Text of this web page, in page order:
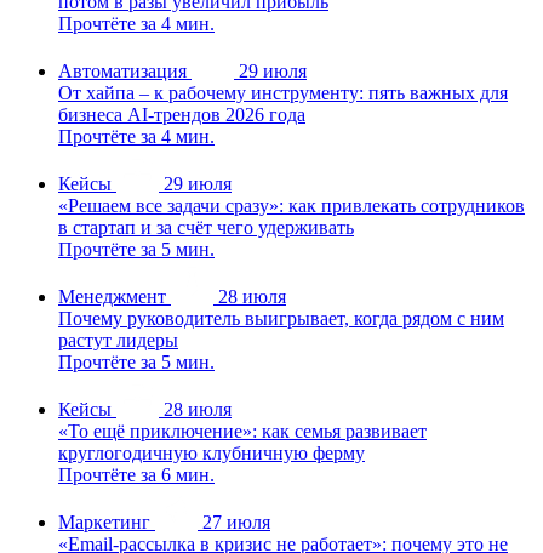
Прочтёте за 4 мин.
Автоматизация
29 июля
От хайпа – к рабочему инструменту: пять важных для
бизнеса AI-трендов 2026 года
Прочтёте за 4 мин.
Кейсы
29 июля
«Решаем все задачи сразу»: как привлекать сотрудников
в стартап и за счёт чего удерживать
Прочтёте за 5 мин.
Менеджмент
28 июля
Почему руководитель выигрывает, когда рядом с ним
растут лидеры
Прочтёте за 5 мин.
Кейсы
28 июля
«То ещё приключение»: как семья развивает
круглогодичную клубничную ферму
Прочтёте за 6 мин.
Маркетинг
27 июля
«Email-рассылка в кризис не работает»: почему это не